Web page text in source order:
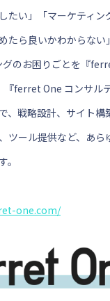
たい」「マーケティン
たら良いかわからない
のお困りごとを『
『ferret One コンサル
、戦略設計、サイト構
ツール提供など、あら
one.com/